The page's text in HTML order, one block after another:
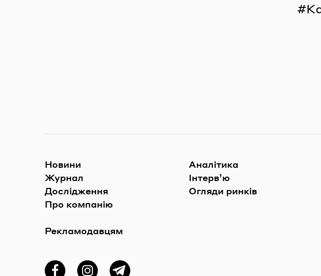
Новини
Журнал
Дослідження
Про компанію
Рекламодавцям
Аналітика
Інтерв’ю
Огляди ринків